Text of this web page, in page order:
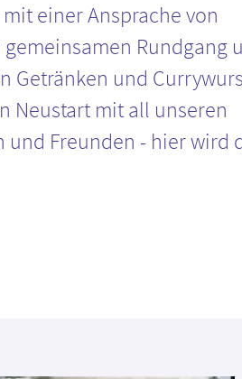
einer Ansprache von
Rundgang
Getränken und
Neustart mit all unseren
und Freunden - hier wird